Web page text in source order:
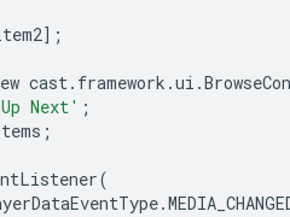
];
cast. framework .ui .
Next' ;
;
(
.